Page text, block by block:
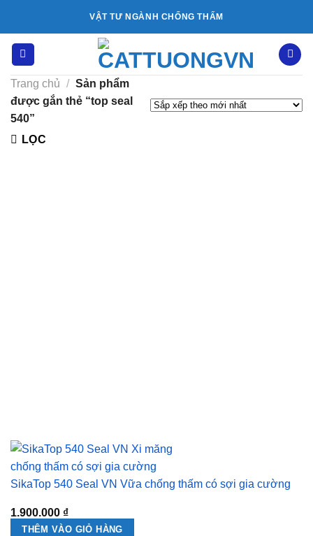
nội
dung
VẬT TƯ NGÀNH CHỐNG THẤM
Trang chủ / Sản phẩm
được gắn thẻ “top seal
540”
LỌC
SikaTop 540 Seal VN Vữa chống thấm có sợi gia cường
1.900.000 ₫
THÊM VÀO GIỎ HÀNG